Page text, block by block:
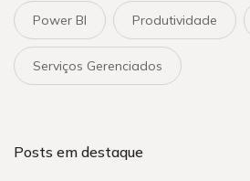
Power BI Produtividade
Serviços Gerenciados
Posts em destaque